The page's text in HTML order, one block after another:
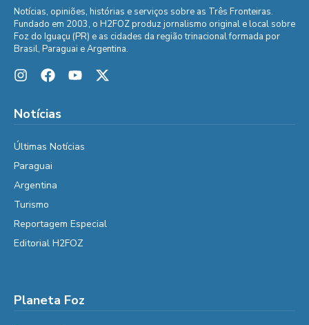
Notícias, opiniões, histórias e serviços sobre as Três Fronteiras.
Fundado em 2003, o H2FOZ produz jornalismo original e local sobre
Foz do Iguaçu (PR) e as cidades da região trinacional formada por
Brasil, Paraguai e Argentina.
Notícias
Últimas Notícias
Paraguai
Argentina
Turismo
Reportagem Especial
Editorial H2FOZ
Planeta Foz